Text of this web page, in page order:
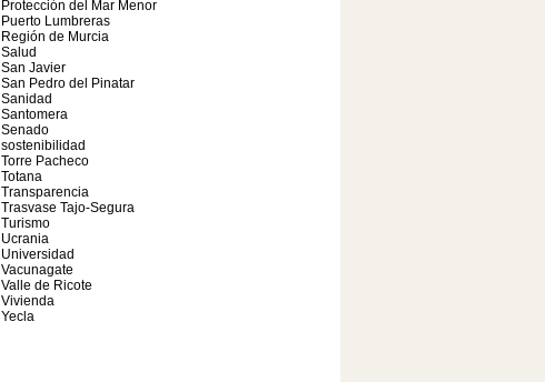
Protección del Mar Menor
Puerto Lumbreras
Región de Murcia
Salud
San Javier
San Pedro del Pinatar
Sanidad
Santomera
Senado
sostenibilidad
Torre Pacheco
Totana
Transparencia
Trasvase Tajo-Segura
Turismo
Ucrania
Universidad
Vacunagate
Valle de Ricote
Vivienda
Yecla